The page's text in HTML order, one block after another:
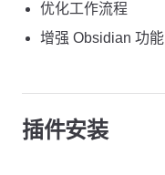
优化工作流程
增强 Obsidian 功能
插件安装